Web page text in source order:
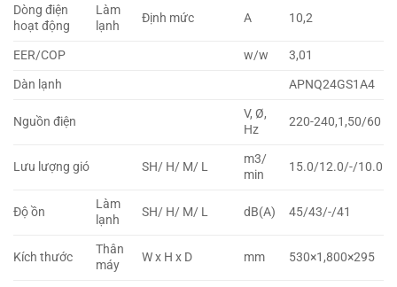
Dòng điện
hoạt động
Làm
lạnh
Định mức A 10,2
EER/COP w/w
3,01
Dàn lạnh
APNQ24GS1A4
Nguồn điện
V, Ø,
Hz
220-240,1,50/60
Lưu lượng gió SH/ H/ M/ L
m3/
min
15.0/12.0/-/10.0
Độ ồn
Làm
lạnh
SH/ H/ M/ L dB(A) 45/43/-/41
Kích thước
Thân
máy
W x H x D mm 530×1,800×295